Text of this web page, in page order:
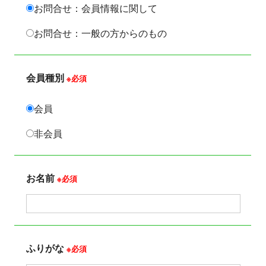
お問合せ：会員情報に関して
お問合せ：一般の方からのもの
会員種別※必須
会員
非会員
お名前※必須
ふりがな※必須